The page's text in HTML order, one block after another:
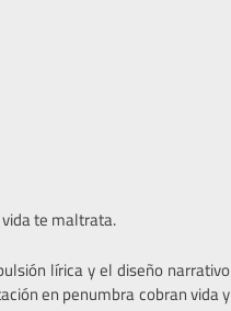
te maltrata.
lírica y el diseño narrativo
en penumbra cobran vida y